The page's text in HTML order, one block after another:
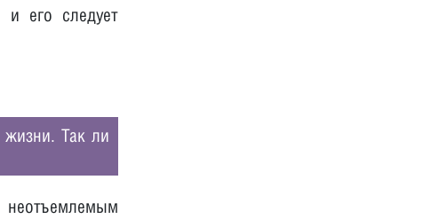
и его следует
Так ли